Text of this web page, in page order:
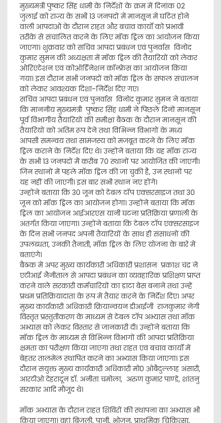
मुख्यमंत्री पुष्कर सिंह धामी के निर्देशों के क्रम में दिनांक 02
जुलाई को राज्य के सभी 13 जनपदों में मानसून में घटित होने
वाली आपदाओं के दौरान राहत और बचाव कार्यों को प्रभावी
तरीके से संचालित करने के लिए मॉक ड्रिल का आयोजन किया
जाएगा। शुक्रवार को सचिव आपदा प्रबंधन एवं पुनर्वास विनोद
कुमार सुमन की अध्यक्षता में मॉक ड्रिल की तैयारियों को लेकर
ओरिएंटेशन एवं कोऑर्डिनेशन कॉन्फ्रेंस का आयोजन किया
गया। इस दौरान सभी जनपदों को मॉक ड्रिल के सफल संचालन
को लेकर आवश्यक दिशा-निर्देश दिए गए।
सचिव आपदा प्रबंधन एवं पुनर्वास विनोद कुमार सुमन ने बताया
कि माननीय मुख्यमंत्री पुष्कर सिंह धामी ने पिछले दिनों मानसून
पूर्व विभागीय तैैयारियों की समीक्षा बैठक के दौरान मानसून की
तैयारियों को अंतिम रूप देने तथा विभिन्न विभागों के मध्य
आपसी समन्वय तथा सामंजस्य को मजबूत करने के लिए मॉक
ड्रिल कराने के निर्देश दिए थे। उन्होंने बताया कि यह माॅक राज्य
के सभी 13 जनपदों मेें करीब 70 स्थानों पर आयोजित की जाएगी।
जिन स्थानों में पहले माॅक ड्रिल की जा चुकी है, उन स्थानों पर
यह नहीं की जाएगी। इस बार सभी स्थान नए होंगे।
उन्होंने बताया कि 30 जून को टेबल टॉप एक्सरसाइज तथा 30
जून को मॉक ड्रिल का आयोजन होगा। उन्होंने बताया कि मॉक
ड्रिल का आयोजन आईआरएस यानी घटना प्रतिक्रिया प्रणाली के
अंतर्गत किया जाएगा। उन्होंने बताया कि टेबल टाॅप एक्सरसाइज
के दिन सभी जनपद अपनी तैयारियों के साथ ही संसाधनों की
उपलब्धता, उनकी तैनाती, माॅक ड्रिल के लिए योजना के बारे में
बताएंगे।
बैठक में अपर मुख्य कार्यकारी अधिकारी प्रशासन प्रकाश चंद्र ने
एटीआई नैनीताल से आपदा प्रबंधन का व्यवहारिक प्रशिक्षण प्राप्त
करने वाले सरकारी कर्मचारियों का डाटा बेस बनाने तथा उन्हें
प्रथम प्रतिक्रियादाता के रूप में तैयार करने के निर्देश दिए। अपर
मुख्य कार्यकारी अधिकारी क्रियान्वयन डीआईजी राजकुमार नेगी
विस्तृत प्रस्तुतीकरण के माध्यम से टेबल टाॅप अभ्यास तथा माॅक
अभ्यास को लेकर विस्तार से जानकारी दी। उन्होंने बताया कि
मॉक ड्रिल के माध्यम से विभिन्न विभागों की आपदा प्रतिक्रिया
क्षमता का परीक्षण किया जाएगा तथा राहत एवं बचाव कार्यों में
बेहतर तालमेल स्थापित करने का अभ्यास किया जाएगा। इस
दौरान संयुक्त मुख्य कार्यकारी अधिकारी मो0 ओबैदुल्लाह अंसारी,
आरटीओ देहरादून डाॅ. अनीता चमोला, अरुण कुमार पाण्डे, शांतनु
सरकार आदि मौजूद थे।
माॅक अभ्यास के दौरान राहत शिविरों की स्थापना का अभ्यास भी
किया जाएगा। वहां बिजली, पानी, भोजन, प्राथमिक चिकित्सा,